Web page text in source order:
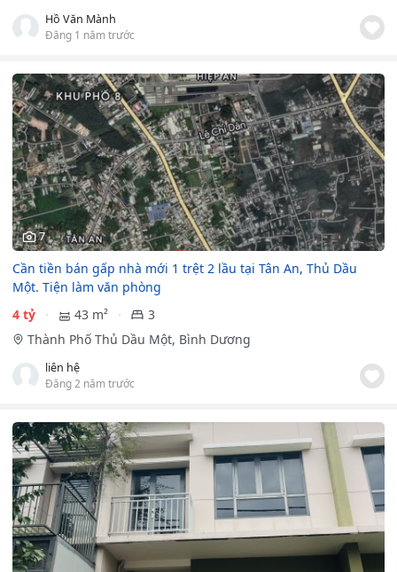
Hồ Văn Mành
Đăng 1 năm trước
7
Cần tiền bán gấp nhà mới 1 trệt 2 lầu tại Tân An, Thủ Dầu
Một. Tiện làm văn phòng
4 tỷ
43 m²
3
Thành Phố Thủ Dầu Một, Bình Dương
liên hệ
Đăng 2 năm trước